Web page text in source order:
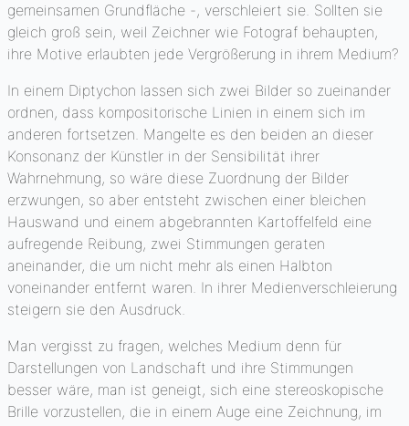
gemeinsamen Grundfläche -, verschleiert sie. Sollten sie
gleich groß sein, weil Zeichner wie Fotograf behaupten,
ihre Motive erlaubten jede Vergrößerung in ihrem Medium?
In einem Diptychon lassen sich zwei Bilder so zueinander
ordnen, dass kompositorische Linien in einem sich im
anderen fortsetzen. Mangelte es den beiden an dieser
Konsonanz der Künstler in der Sensibilität ihrer
Wahrnehmung, so wäre diese Zuordnung der Bilder
erzwungen, so aber entsteht zwischen einer bleichen
Hauswand und einem abgebrannten Kartoffelfeld eine
aufregende Reibung, zwei Stimmungen geraten
aneinander, die um nicht mehr als einen Halbton
voneinander entfernt waren. In ihrer Medienverschleierung
steigern sie den Ausdruck.
Man vergisst zu fragen, welches Medium denn für
Darstellungen von Landschaft und ihre Stimmungen
besser wäre, man ist geneigt, sich eine stereoskopische
Brille vorzustellen, die in einem Auge eine Zeichnung, im